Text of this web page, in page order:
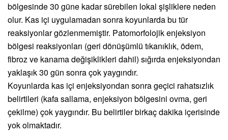
bölgesinde 30 güne kadar sürebilen lokal şişliklere neden
olur. Kas içi uygulamadan sonra koyunlarda bu tür
reaksiyonlar gözlenmemiştir. Patomorfolojik enjeksiyon
bölgesi reaksiyonları (geri dönüşümlü tıkanıklık, ödem,
fibroz ve kanama değişiklikleri dahil) sığırda enjeksiyondan
yaklaşık 30 gün sonra çok yaygındır.
Koyunlarda kas içi enjeksiyondan sonra geçici rahatsızlık
belirtileri (kafa sallama, enjeksiyon bölgesini ovma, geri
çekilme) çok yaygındır. Bu belirtiler birkaç dakika içerisinde
yok olmaktadır.